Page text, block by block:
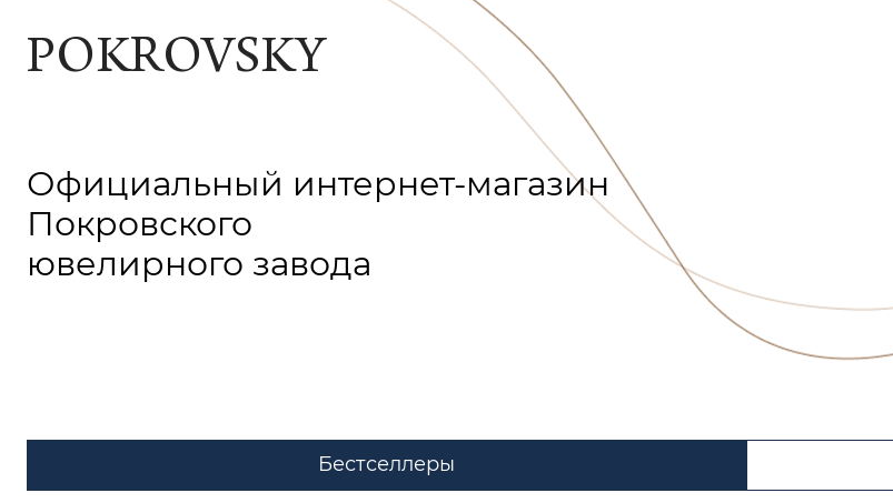
POKROVSKY
Официальный интернет-магазин
Покровского
ювелирного завода
Бестселлеры